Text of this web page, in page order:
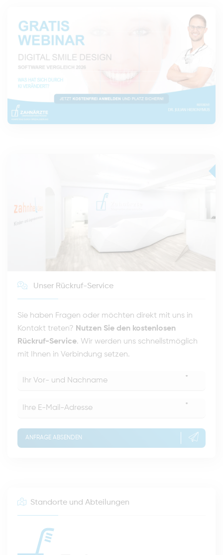
Unser Rückruf-Service
Sie haben Fragen oder möchten direkt mit uns in
Kontakt treten? Nutzen Sie den kostenlosen
Rückruf-Service. Wir werden uns schnellstmöglich
mit Ihnen in Verbindung setzen.
*
*
ANFRAGE ABSENDEN
Standorte und Abteilungen